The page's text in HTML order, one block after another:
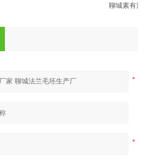
素有江